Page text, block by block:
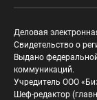
Деловая
Свидетельство о
Выдано
коммуникаций.
Учредитель ООО
Шеф-редактор